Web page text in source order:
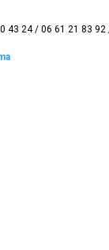
43 24 / 06 61 21 83